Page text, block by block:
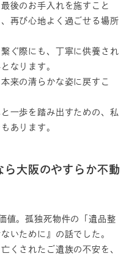
後のお手入れを施すこと
再び心地よく過ごせる場所
ぐ際にも、丁寧に供養され
なります。
来の清らかな姿に戻すこ
一歩を踏み出すための、私
あります。
大阪のやすらか不動
値。孤独死物件の「遺品整
いために』の話でした。
くされたご遺族の不安を、